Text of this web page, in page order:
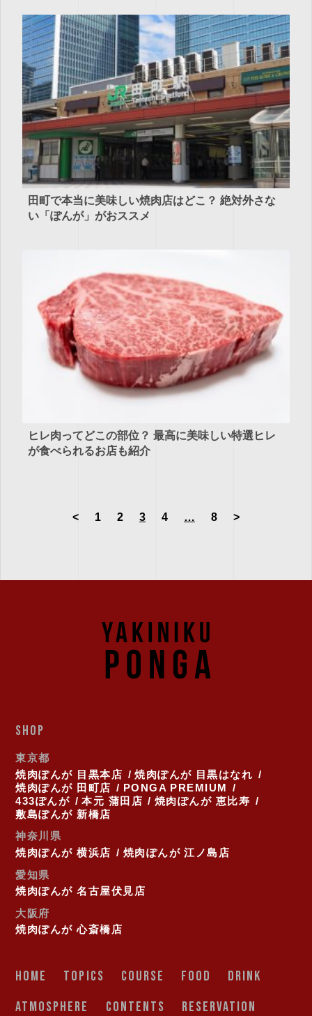
田町で本当に美味しい焼肉店はどこ？ 絶対外さな
い「ぽんが」がおススメ
ヒレ肉ってどこの部位？ 最高に美味しい特選ヒレ
が食べられるお店も紹介
< 1 2 3 4 … 8 >
SHOP
東京都
焼肉ぽんが 目黒本店
焼肉ぽんが 目黒はなれ
焼肉ぽんが 田町店
PONGA PREMIUM
433ぽんが
本元 蒲田店
焼肉ぽんが 恵比寿
敷島ぽんが 新橋店
神奈川県
焼肉ぽんが 横浜店
焼肉ぽんが 江ノ島店
愛知県
焼肉ぽんが 名古屋伏見店
大阪府
焼肉ぽんが 心斎橋店
HOME TOPICS COURSE FOOD
DRINK
ATMOSPHERE
CONTENTS
RESERVATION